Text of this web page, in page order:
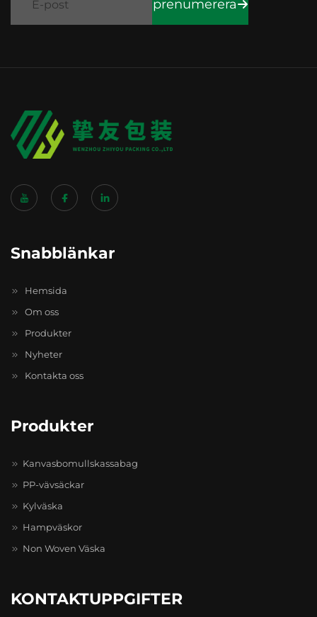
prenumerera
Snabblänkar
Hemsida
Om oss
Produkter
Nyheter
Kontakta oss
Produkter
Kanvasbomullskassabag
PP-vävsäckar
Kylväska
Hampväskor
Non Woven Väska
KONTAKTUPPGIFTER